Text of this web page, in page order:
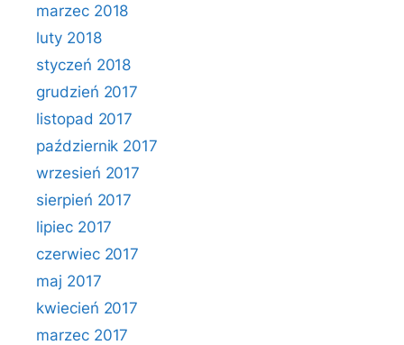
marzec 2018
luty 2018
styczeń 2018
grudzień 2017
listopad 2017
październik 2017
wrzesień 2017
sierpień 2017
lipiec 2017
czerwiec 2017
maj 2017
kwiecień 2017
marzec 2017